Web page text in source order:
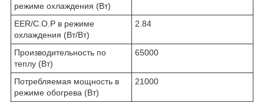
режиме охлаждения (Вт)
EER/C.O.P в режиме
охлаждения (Вт/Вт)
2.84
Производительность по
теплу (Вт)
65000
Потребляемая мощность в
режиме обогрева (Вт)
21000